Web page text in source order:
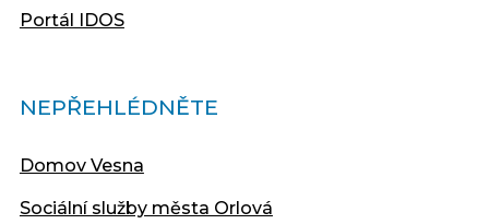
Portál IDOS
NEPŘEHLÉDNĚTE
Domov Vesna
Sociální služby města Orlová